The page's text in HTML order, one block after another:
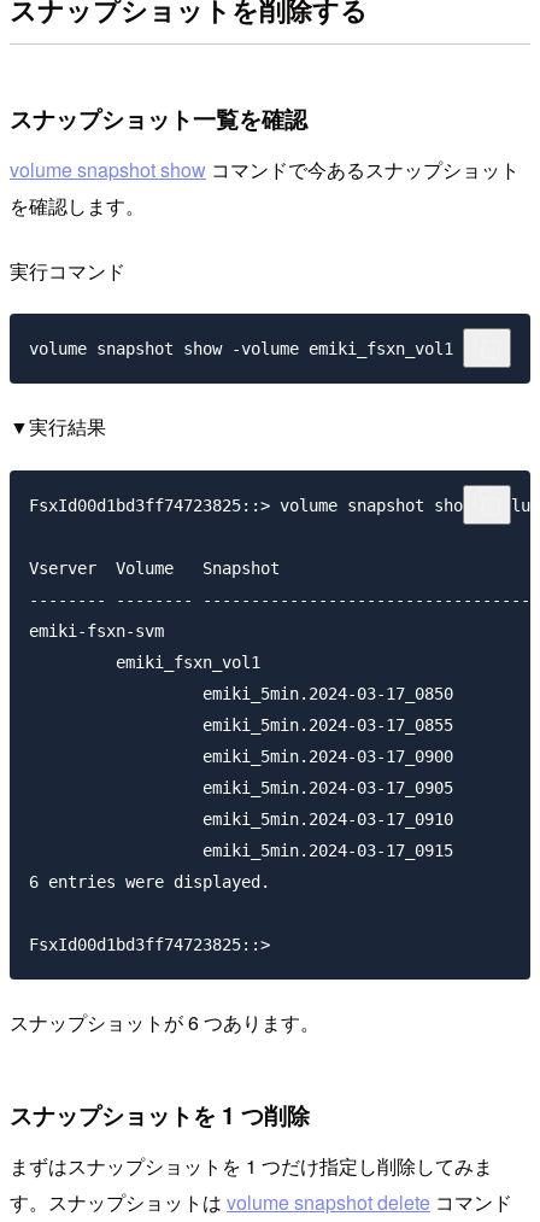
スナップショットを削除する
スナップショット一覧を確認
volume snapshot show コマンドで今あるスナップショット
を確認します。
実行コマンド
▼実行結果
FsxId00d1bd3ff74723825::> volume snapshot show -
Vserver  Volume   Snapshot
-------- --------
emiki-fsxn-svm
         emiki_fsxn_vol1
emiki_5min.2024-03-17_0850
emiki_5min.2024-03-17_0855
emiki_5min.2024-03-17_0900
emiki_5min.2024-03-17_0905
emiki_5min.2024-03-17_0910
emiki_5min.2024-03-17_0915
6 entries were displayed.
スナップショットが 6 つあります。
スナップショットを 1 つ削除
まずはスナップショットを 1 つだけ指定し削除してみま
す。スナップショットは volume snapshot delete コマンド